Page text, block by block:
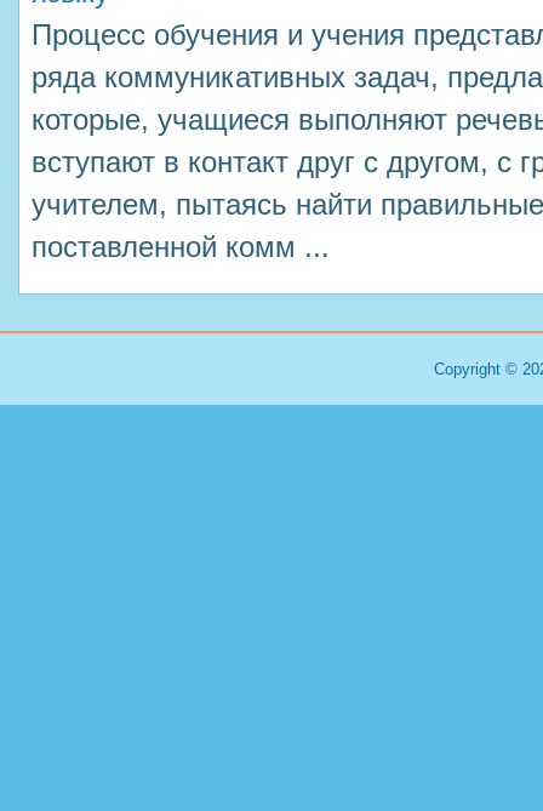
Процесс обучения и учения
ряда коммуникативных задач,
которые, учащиеся выполняют
вступают в контакт друг с другом, с
учителем, пытаясь найти
поставленной комм ...
Copyright ©